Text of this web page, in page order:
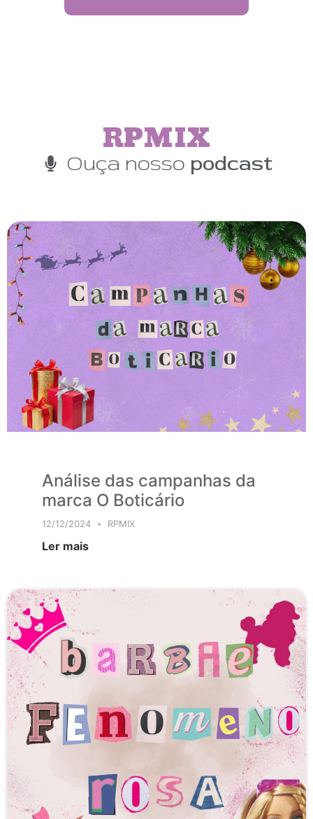
RPMIX
Ouça nosso podcast
Análise das campanhas da
marca O Boticário
12/12/2024 RPMIX
Ler mais